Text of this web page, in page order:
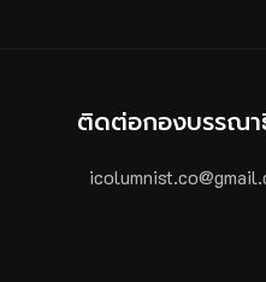
ติดต่อกองบรรณา